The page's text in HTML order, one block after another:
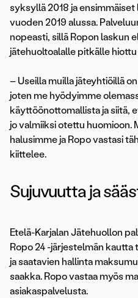
syksyllä 2018 ja
vuoden 2019 alussa.
nopeasti, sillä Ropon laskun
jätehuoltoalalle pitkälle hiottu
– Useilla muilla jäteyhtiöillä
joten me hyödyimme
käyttöönottomallista ja siitä,
jo valmiiksi otettu huomioon.
halusimme ja Ropo vastasi
kiittelee.
Sujuvuutta ja
Etelä-Karjalan Jätehuollon
Ropo 24 -järjestelmän
ja saatavien hallinta
saakka. Ropo vastaa myös
asiakaspalvelusta.